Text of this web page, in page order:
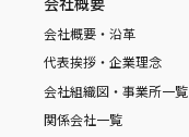
会社概要・沿革
代表挨拶・企業理念
会社組織図・事業所一覧
関係会社一覧